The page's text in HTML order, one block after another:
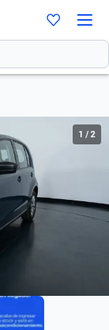
1 /2